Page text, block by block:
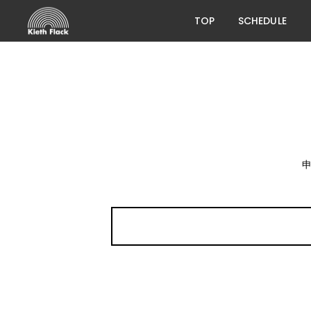
TOP SCHEDULE